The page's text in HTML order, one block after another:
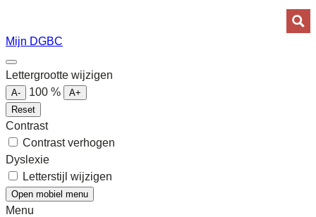
Mijn DGBC
Lettergrootte wijzigen
A- 100 %
A+
Reset
Contrast
Contrast verhogen
Dyslexie
Letterstijl wijzigen
Open mobiel menu
Menu